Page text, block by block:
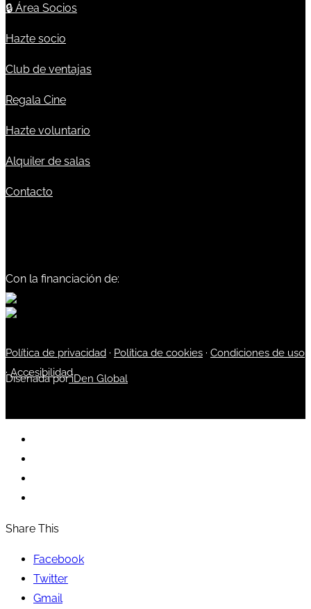
🔒 Área Socios
Hazte socio
Club de ventajas
Regala Cine
Hazte voluntario
Alquiler de salas
Contacto
Con la financiación de:
Política de privacidad · Política de cookies · Condiciones de uso
·Accesibilidad
Diseñada poriDen Global
Share This
Facebook
Twitter
Gmail